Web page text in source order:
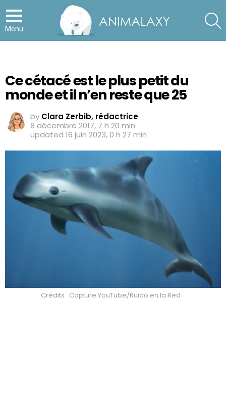
Menu
Ce cétacé est le plus petit du
monde et il n’en reste que 25
by Clara Zerbib, rédactrice
8 décembre 2017, 7 h 20 min
updated 16 juin 2023, 0 h 27 min
Crédits : Capture YouTube/Ruido en la Red